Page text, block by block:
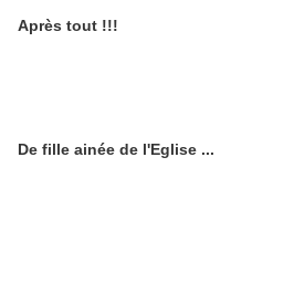
Après tout !!!
De fille ainée de l'Eglise ...